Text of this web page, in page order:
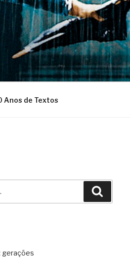
Anos de Textos
gerações